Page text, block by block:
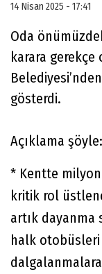
14 Nisan 2025 - 17:41
Oda
karara
gösterdi.
Açıklama şöyle:
* Kentte
kritik rol
artık dayanma
halk